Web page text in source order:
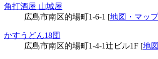
角打酒屋 山城屋
広島市南区的場町1-6-1 [地図・マップ
かすうどん18団
広島市南区的場町1-4-1辻ビル1F [地